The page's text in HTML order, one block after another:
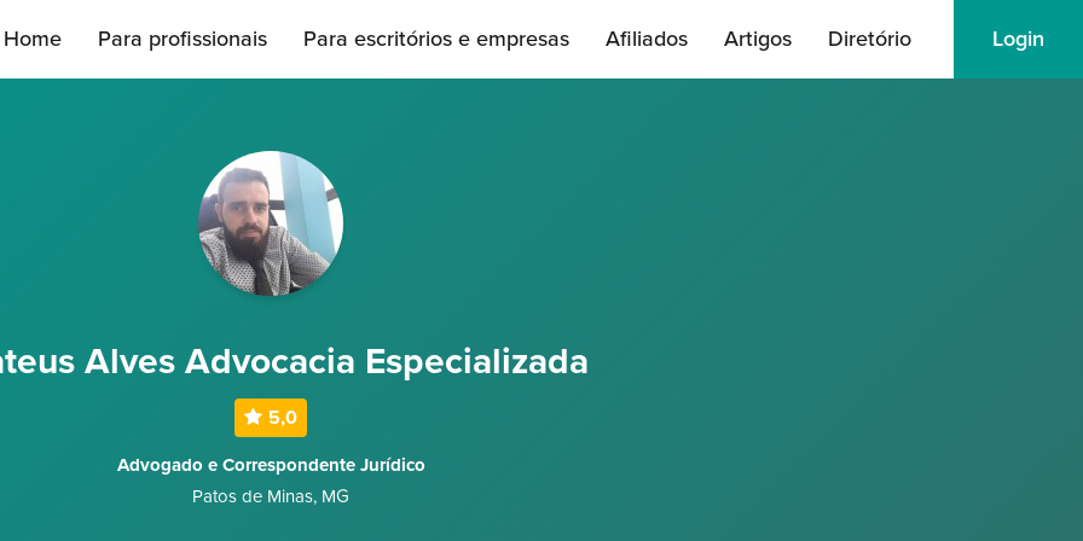
Home Para profissionais Para escritórios e empresas Afiliados Artigos Diretório Login
Alves Advocacia Especializada
5,0
Advogado e Correspondente Jurídico
Patos de Minas, MG